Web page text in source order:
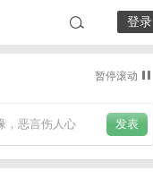
登录
暂停滚动
发表